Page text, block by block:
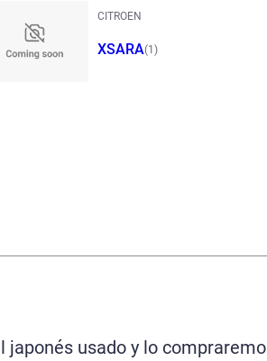
CITROEN
XSARA(1)
usado y lo